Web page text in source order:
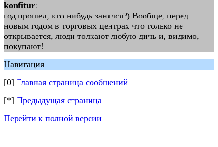
konfitur:
год прошел, кто нибудь занялся?) Вообще, перед
новым годом в торговых центрах что только не
открывается, люди толкают любую дичь и, видимо,
покупают!
Навигация
[0] Главная страница сообщений
[*] Предыдущая страница
Перейти к полной версии